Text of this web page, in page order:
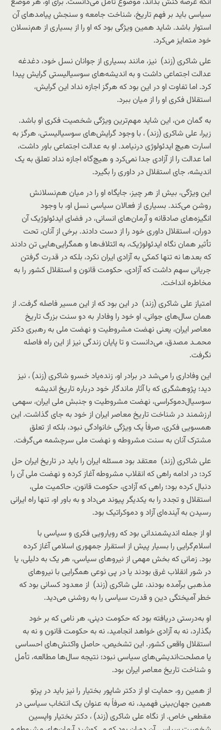
سیاسی باید بر فهم تاریخ، شناخت جامعه و سنجش پیامدهای آن
استوار باشد. شاید همین ویژگی بود که او را از بسیاری از هم‌نسلان
خود متمایز می‌کرد.
علی شاکری (زند) نیز، مانند بسیاری از جوانان نسل خود، دغدغه
عدالت اجتماعی داشت و به اندیشه‌های سوسیالیستی گرایش پیدا
کرد. اما تفاوت او در این بود که هرگز اجازه نداد این گرایش،
استقلال فکری او را از میان ببرد.
به گمان من، این شاید مهم‌ترین ویژگی شخصیت فکری او باشد.
زیرا، علی شاکری (زند) ، با وجود گرایش‌های سوسیالیستی، هرگز به
اسارت هیچ ایدئولوژی درنیامد. او به عدالت اجتماعی باور داشت،
اما عدالت را از آزادی جدا نمی‌کرد و هیچ‌گاه اجازه نداد تعلق به یک
اندیشه، جای استقلال در داوری را بگیرد.
این ویژگی، بیش از هر چیز، جایگاه او را در میان هم‌نسلانش
روشن می‌کند. بسیاری از فعالان سیاسی نسل او، با وجود
انگیزه‌های صادقانه و آرمان‌های انسانی، در فضای ایدئولوژیک آن
دوران، استقلال داوری خود را از دست دادند. برخی از آنان، تحت
تأثیر همان نگاه ایدئولوژیک، به ائتلاف‌ها و همگرایی‌هایی تن دادند
که بعدها نه تنها کمکی به آزادی ایران نکرد، بلکه در قدرت گرفتن
جریانی سهم داشت که آزادی، حکومت قانون و استقلال کشور را به
مخاطره انداخت.
امتیاز علی شاکری (زند) در این بود که از این مسیر فاصله گرفت. از
همان سال‌های جوانی، او خود را وفادار به دو سنت بزرگ تاریخ
معاصر ایران، یعنی نهضت مشروطیت و نهضت ملی به رهبری دکتر
محمـد مصدق، می‌دانست و تا پایان زندگی نیز از این راه فاصله
نگرفت.
این وفاداری را می‌شد در برادر او، زنده‌یاد خسرو شاکری (زند) ، نیز
دید؛ پژوهشگری که با آثار ماندگار خود درباره تاریخ اندیشه
سوسیال‌دموکراسی، نهضت مشروطیت و جنبش ملی ایران، سهمی
ارزشمند در شناخت تاریخ معاصر ایران از خود به جای گذاشت. این
همسویی فکری، صرفاً یک ویژگی خانوادگی نبود، بلکه از تعلق
مشترک آنان به سنت مشروطه و نهضت ملی سرچشمه می‌گرفت.
علی شاکری (زند) معتقد بود مسئله ایران را باید در تاریخ ایران حل
کرد؛ در ادامه راهی که انقلاب مشروطه آغاز کرده و نهضت ملی آن را
دنبال کرده بود؛ راهی که آزادی، حکومت قانون، حاکمیت ملی،
استقلال و تجدد را به یکدیگر پیوند می‌داد و به باور او، تنها راه ایرانی
رسیدن به آینده‌ای آزاد و دموکراتیک بود.
او از جمله اندیشمندانی بود که رویارویی فکری و سیاسی با
اسلام‌گرایی را بسیار پیش از استقرار جمهوری اسلامی آغاز کرده
بود. زمانی که بخش مهمی از نیروهای سیاسی، هر یک به دلیلی، یا
در شور انقلاب غرق بودند یا در پی نوعی همگرایی با نیروهای
مذهبی برآمده بودند، علی شاکری (زند) از معدود کسانی بود که
خطر آمیختگی دین و قدرت سیاسی را به روشنی می‌دید.
او به‌درستی دریافته بود که حکومت دینی، هر نامی که بر خود
بگذارد، نه به آزادی خواهد انجامید، نه به حکومت قانون و نه به
استقلال واقعی کشور. این تشخیص، حاصل واکنش‌های احساسی
یا مصلحت‌اندیشی‌های سیاسی نبود؛ نتیجه سال‌ها مطالعه، تأمل
و شناخت تاریخ معاصر ایران بود.
از همین رو، حمایت او از دکتر شاپور بختیار را نیز باید در پرتو
همین جهان‌بینی فهمید، نه صرفاً به عنوان یک انتخاب سیاسی در
مقطعی خاص. از نگاه علی شاکری (زند) ، دکتر بختیار واپسین